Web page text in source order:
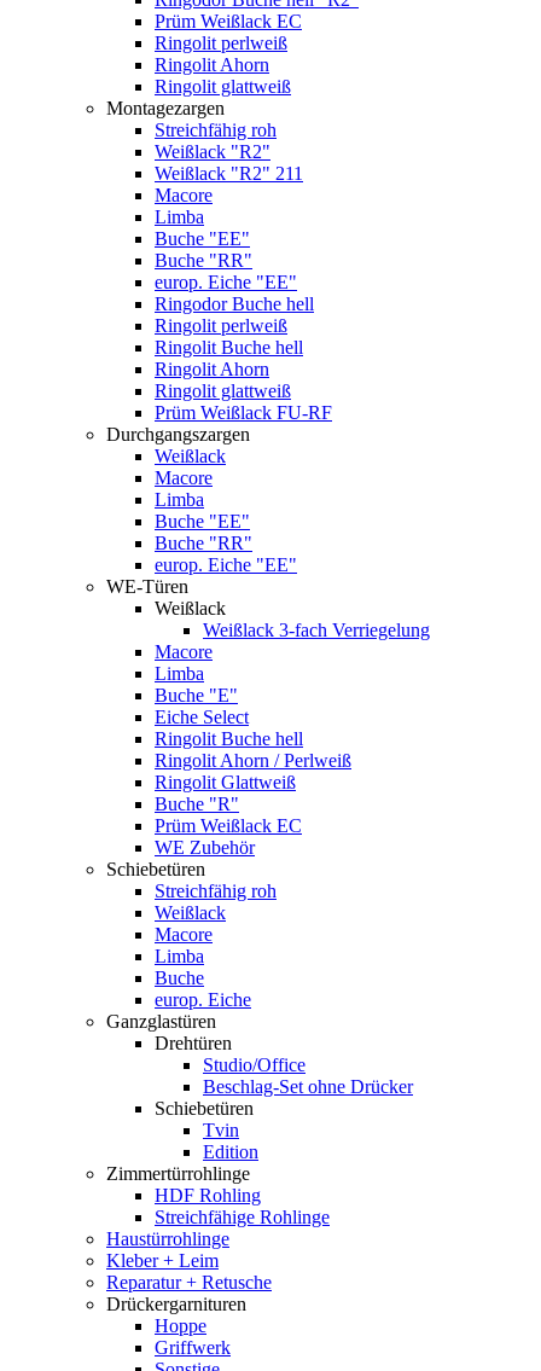
Prüm Weißlack EC
Ringolit perlweiß
Ringolit Ahorn
Ringolit glattweiß
Montagezargen
Streichfähig roh
Weißlack "R2"
Weißlack "R2" 211
Macore
Limba
Buche "EE"
Buche "RR"
europ. Eiche "EE"
Ringodor Buche hell
Ringolit perlweiß
Ringolit Buche hell
Ringolit Ahorn
Ringolit glattweiß
Prüm Weißlack FU-RF
Durchgangszargen
Weißlack
Macore
Limba
Buche "EE"
Buche "RR"
europ. Eiche "EE"
WE-Türen
Weißlack
Weißlack 3-fach Verriegelung
Macore
Limba
Buche "E"
Eiche Select
Ringolit Buche hell
Ringolit Ahorn / Perlweiß
Ringolit Glattweiß
Buche "R"
Prüm Weißlack EC
WE Zubehör
Schiebetüren
Streichfähig roh
Weißlack
Macore
Limba
Buche
europ. Eiche
Ganzglastüren
Drehtüren
Studio/Office
Beschlag-Set ohne Drücker
Schiebetüren
Tvin
Edition
Zimmertürrohlinge
HDF Rohling
Streichfähige Rohlinge
Haustürrohlinge
Kleber + Leim
Reparatur + Retusche
Drückergarnituren
Hoppe
Griffwerk